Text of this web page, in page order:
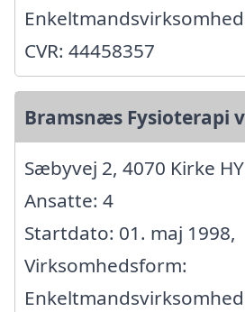
Enkeltmandsvirksomhed
CVR: 44458357
Bramsnæs Fysioterapi
Sæbyvej 2, 4070 Kirke
Ansatte: 4
Startdato: 01. maj 1998,
Virksomhedsform:
Enkeltmandsvirksomhed